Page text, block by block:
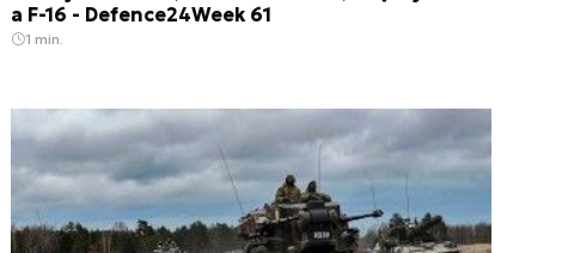
a F-16 - Defence24Week 61
1 min.